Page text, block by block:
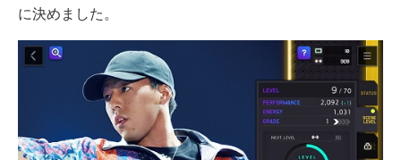
に決めました。